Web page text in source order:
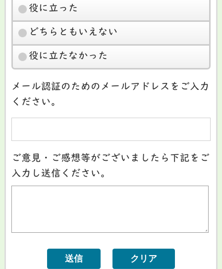
役に立った
どちらともいえない
役に立たなかった
メール認証のためのメールアドレスをご入力
ください。
ご意見・ご感想等がございましたら下記をご
入力し送信ください。